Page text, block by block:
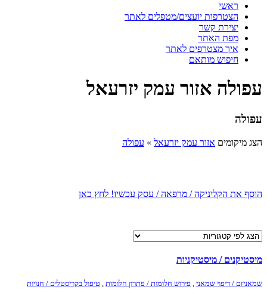
ראשי
הצטרפות יועצים/מטפלים לאתר
יצירת קשר
מפת האתר
איך מצטרפים לאתר
חיפוש מותאם
עפולה אזור עמק יזרעאל
עפולה
הצג מיקומים אזור עמק יזרעאל » עפולה
הוסף את הקליניקה / מרפאה / עסק עכשיו! לחץ כאן
מיסטיקנים / מיסטיקניות
שמאניזם / ריפוי שמאני , פירוש חלומות / פתרון חלומות , טיפול בקריסטלים / חנויות